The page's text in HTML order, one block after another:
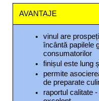
AVANTAJE
vinul are
încântă papilele
consumatorilor
finișul este lung
permite
de preparate
raportul calitate